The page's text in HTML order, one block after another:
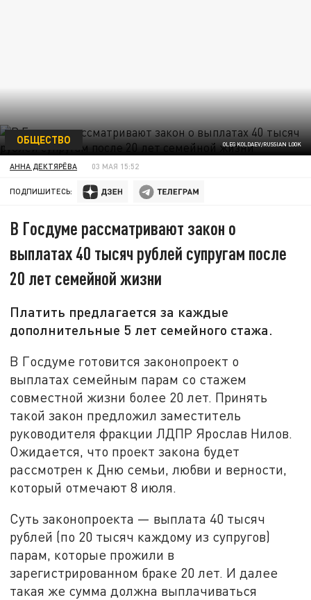
OLEG KOLDAEV/RUSSIAN LOOK
ОБЩЕСТВО
АННА ДЕКТЯРЁВА 03 МАЯ 15:52
ПОДПИШИТЕСЬ:
В Госдуме рассматривают закон о
выплатах 40 тысяч рублей супругам после
20 лет семейной жизни
Платить предлагается за каждые
дополнительные 5 лет семейного стажа.
В Госдуме готовится законопроект о
выплатах семейным парам со стажем
совместной жизни более 20 лет. Принять
такой закон предложил заместитель
руководителя фракции ЛДПР Ярослав Нилов.
Ожидается, что проект закона будет
рассмотрен к Дню семьи, любви и верности,
который отмечают 8 июля.
Суть законопроекта — выплата 40 тысяч
рублей (по 20 тысяч каждому из супругов)
парам, которые прожили в
зарегистрированном браке 20 лет. И далее
такая же сумма должна выплачиваться